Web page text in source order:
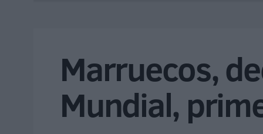
Marruecos,
Mundial,